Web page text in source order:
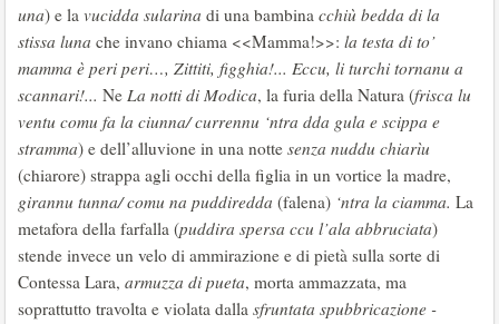
una) e la vucidda sularina di una bambina cchiù bedda di la
stissa luna che invano chiama <<Mamma!>>: la testa di to’
mamma è peri peri…, Zittiti, figghia!... Eccu, li turchi tornanu a
scannari!... Ne La notti di Modica, la furia della Natura (frisca lu
ventu comu fa la ciunna/ currennu ‘ntra dda gula e scippa e
stramma) e dell’alluvione in una notte senza nuddu chiarìu
(chiarore) strappa agli occhi della figlia in un vortice la madre,
girannu tunna/ comu na puddiredda (falena) ‘ntra la ciamma. La
metafora della farfalla (puddira spersa ccu l’ala abbruciata)
stende invece un velo di ammirazione e di pietà sulla sorte di
Contessa Lara, armuzza di pueta, morta ammazzata, ma
soprattutto travolta e violata dalla sfruntata spubbricazione -